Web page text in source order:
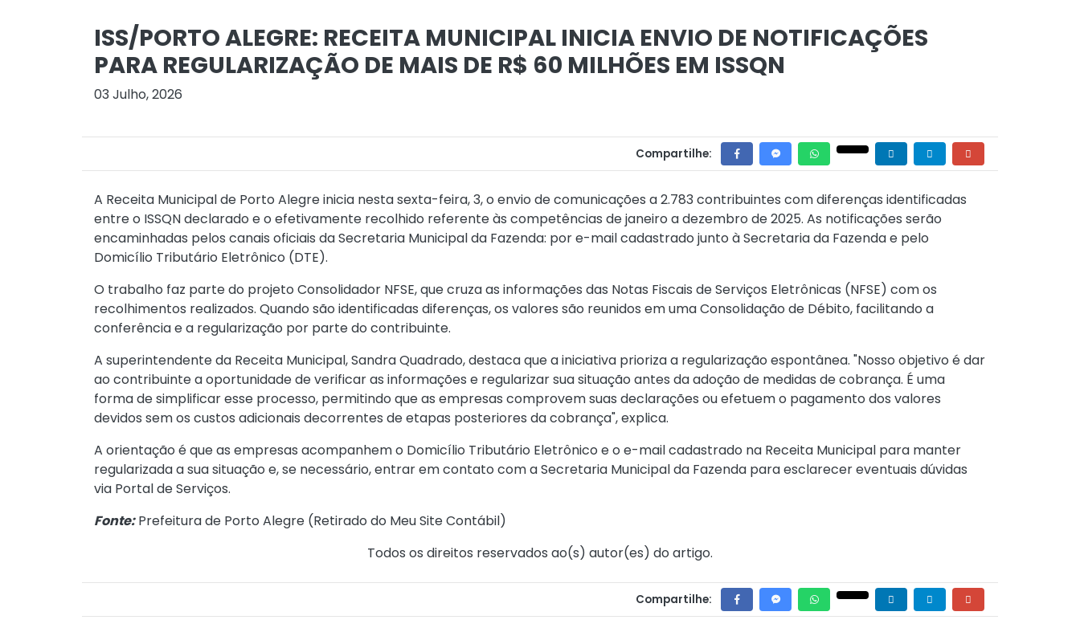
ISS/PORTO ALEGRE: RECEITA MUNICIPAL INICIA ENVIO DE NOTIFICAÇÕES
PARA REGULARIZAÇÃO DE MAIS DE R$ 60 MILHÕES EM ISSQN
03 Julho, 2026
Compartilhe:
A Receita Municipal de Porto Alegre inicia nesta sexta-feira, 3, o envio de comunicações a 2.783 contribuintes com diferenças identificadas
entre o ISSQN declarado e o efetivamente recolhido referente às competências de janeiro a dezembro de 2025. As notificações serão
encaminhadas pelos canais oficiais da Secretaria Municipal da Fazenda: por e-mail cadastrado junto à Secretaria da Fazenda e pelo
Domicílio Tributário Eletrônico (DTE).
O trabalho faz parte do projeto Consolidador NFSE, que cruza as informações das Notas Fiscais de Serviços Eletrônicas (NFSE) com os
recolhimentos realizados. Quando são identificadas diferenças, os valores são reunidos em uma Consolidação de Débito, facilitando a
conferência e a regularização por parte do contribuinte.
A superintendente da Receita Municipal, Sandra Quadrado, destaca que a iniciativa prioriza a regularização espontânea. "Nosso objetivo é dar
ao contribuinte a oportunidade de verificar as informações e regularizar sua situação antes da adoção de medidas de cobrança. É uma
forma de simplificar esse processo, permitindo que as empresas comprovem suas declarações ou efetuem o pagamento dos valores
devidos sem os custos adicionais decorrentes de etapas posteriores da cobrança", explica.
A orientação é que as empresas acompanhem o Domicílio Tributário Eletrônico e o e-mail cadastrado na Receita Municipal para manter
regularizada a sua situação e, se necessário, entrar em contato com a Secretaria Municipal da Fazenda para esclarecer eventuais dúvidas
via Portal de Serviços.
Fonte:Prefeitura de Porto Alegre (Retirado do Meu Site Contábil)
Todos os direitos reservados ao(s) autor(es) do artigo.
Compartilhe: